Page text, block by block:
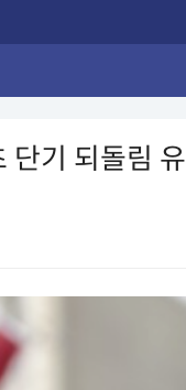
단기 되돌림 유